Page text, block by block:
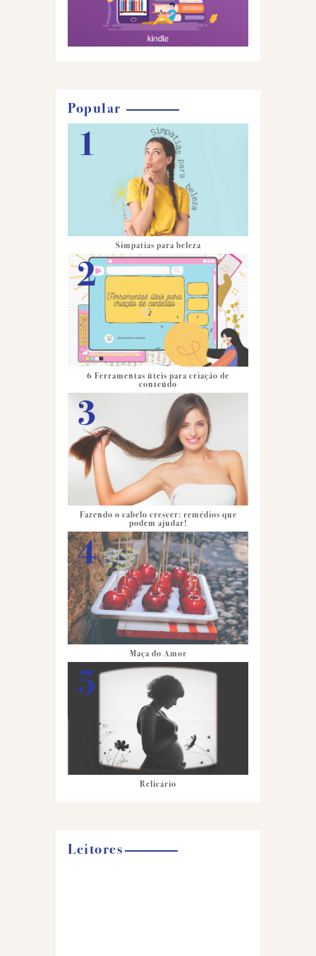
Popular
Simpatias para beleza
6 Ferramentas úteis para criação de
conteúdo
Fazendo o cabelo crescer: remédios que
podem ajudar!
Maça do Amor
Relicário
Leitores